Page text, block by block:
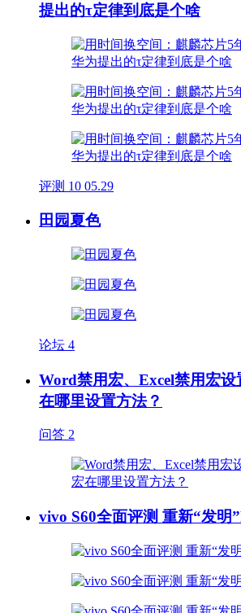
提出的τ定律到底是个啥
评测 10 05.29
田园夏色
论坛 4
Word禁用宏、Excel禁用宏
在哪里设置方法？
问答 2
vivo S60全面评测 重新“发明